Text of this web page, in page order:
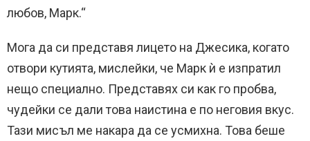
любов, Марк.“
Мога да си представя лицето на Джесика, когато
отвори кутията, мислейки, че Марк ѝ е изпратил
нещо специално. Представях си как го пробва,
чудейки се дали това наистина е по неговия вкус.
Тази мисъл ме накара да се усмихна. Това беше